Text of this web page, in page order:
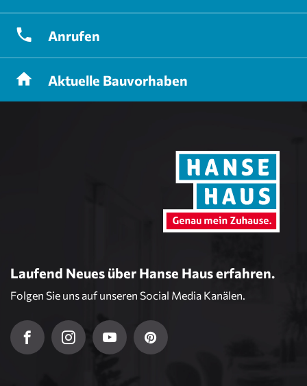
Anrufen
Aktuelle Bauvorhaben
Laufend Neues über Hanse Haus erfahren.
Folgen Sie uns auf unseren Social Media Kanälen.